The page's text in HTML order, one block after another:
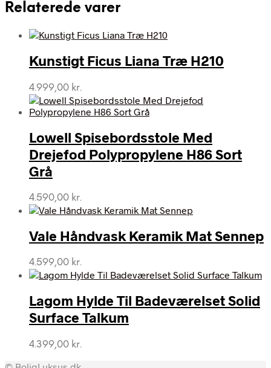
Relaterede varer
Kunstigt Ficus Liana Træ H210
4.999,00 kr.
Lowell Spisebordsstole Med
Drejefod Polypropylene H86 Sort
Grå
4.590,00 kr.
Vale Håndvask Keramik Mat Sennep
4.599,00 kr.
Lagom Hylde Til Badeværelset Solid
Surface Talkum
4.399,00 kr.